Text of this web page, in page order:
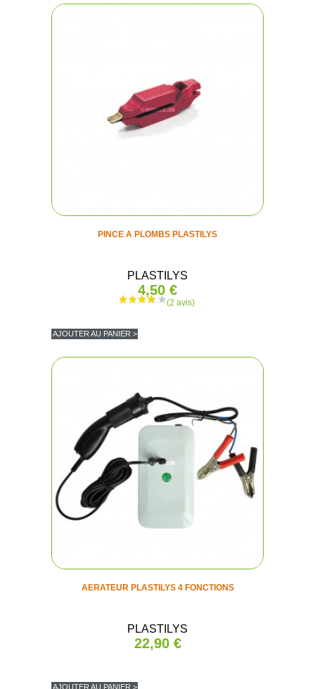
PINCE A PLOMBS PLASTILYS
PLASTILYS
4,50 €
AJOUTER AU PANIER >
AERATEUR PLASTILYS 4 FONCTIONS
PLASTILYS
22,90 €
AJOUTER AU PANIER >